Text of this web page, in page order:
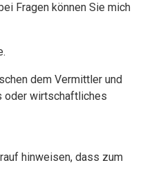
Fragen können Sie mich
dem Vermittler und
oder wirtschaftliches
hinweisen, dass zum